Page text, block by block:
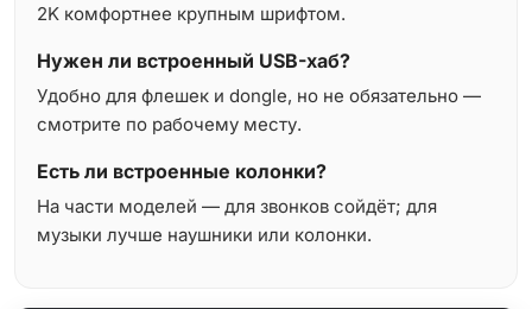
2K комфортнее крупным шрифтом.
Нужен ли встроенный USB-хаб?
Удобно для флешек и dongle, но не обязательно —
смотрите по рабочему месту.
Есть ли встроенные колонки?
На части моделей — для звонков сойдёт; для
музыки лучше наушники или колонки.